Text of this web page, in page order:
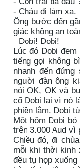
- Con trai bà đâu
- Cháu đi làm xa.
Ông bước đến
giác không an
- Dobi! Dobi!
Lúc đó Dobi
tiếng gọi không
nhanh đến
người đàn ông
nói OK, OK và
cổ Dobi lại vì nó
phiền lắm. Dobi
Một hôm Dobi
trên 3.000 Aud vì
Chiều đó, đi
mỗi khi thời kinh
đều tụ họp